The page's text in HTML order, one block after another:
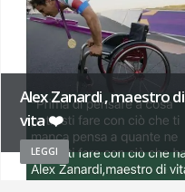
Alex Zanardi , maestro di
vita ❤️
LEGGI